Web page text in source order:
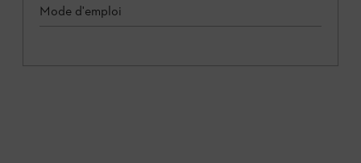
Mode d'emploi